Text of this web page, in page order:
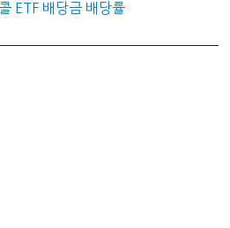
ETF 배당금 배당률